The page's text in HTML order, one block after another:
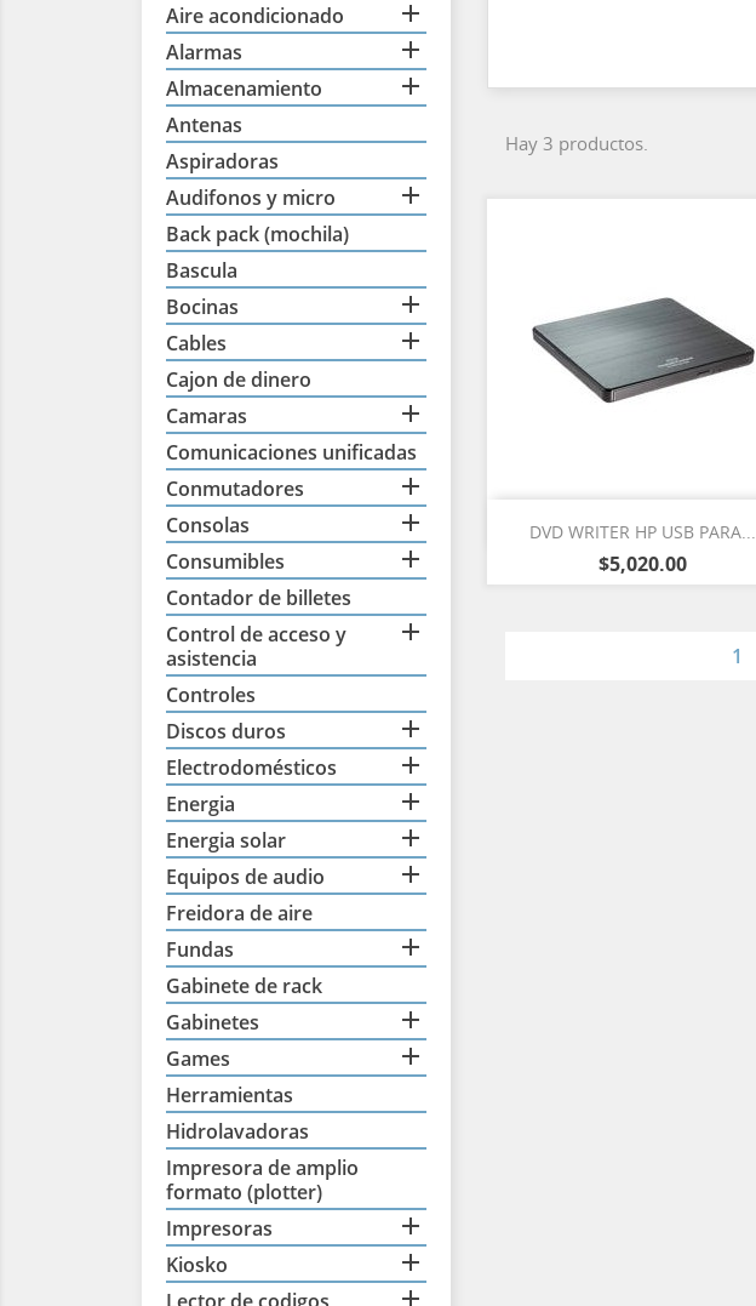
Aire acondicionado 
Alarmas 
Almacenamiento 
Antenas
Aspiradoras
Audifonos y micro

Back pack (mochila)
Bascula
Bocinas

Cables 
Cajon de dinero
Camaras

Comunicaciones unificadas
Conmutadores

Consolas 
Consumibles 
Contador de billetes
Control de acceso y
asistencia

Controles
Discos duros

Electrodomésticos 
Energia 
Energia solar 
Equipos de audio 
Freidora de aire
Fundas

Gabinete de rack
Gabinetes

Games 
Herramientas
Hidrolavadoras
Impresora de amplio
formato (plotter)
Impresoras

Kiosko 

Hay 3 productos.
DVD WRITER HP USB PARA...
$5,020.00

1